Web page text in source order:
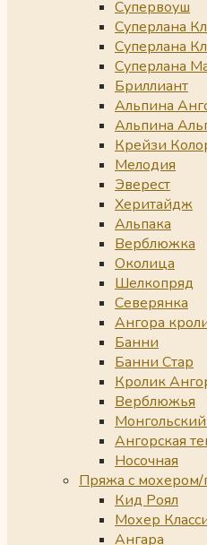
Супервоуш
Суперлана
Суперлана
Суперлана
Бриллиант
Альпина
Альпина
Крейзи
Мелодия
Эверест
Херитайдж
Альпака
Верблюжка
Околица
Шелкопряд
Северянка
Ангора
Банни
Банни Стар
Кролик
Верблюжья
Ангорская
Носочная
Пряжа с мохером/
Кид Роял
Мохер
Ангара